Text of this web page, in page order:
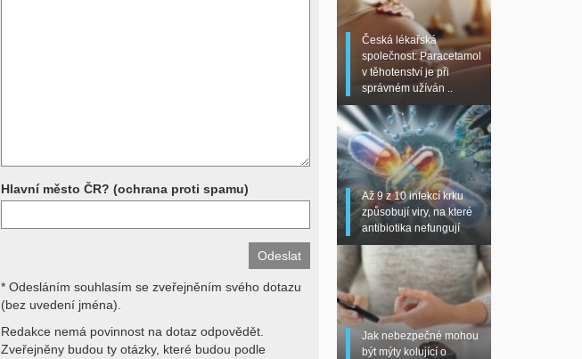
Děkujeme za pochopení
Hlavní město ČR? (ochrana proti spamu)
* Odesláním souhlasím se zveřejněním svého dotazu
(bez uvedení jména).
Redakce nemá povinnost na dotaz odpovědět.
Zveřejněny budou ty otázky, které budou podle
Česká lékařská
společnost: Paracetamol
v těhotenství je při
správném užíván ..
Až 9 z 10 infekcí krku
způsobují viry, na které
antibiotika nefungují
Jak nebezpečné mohou
být mýty kolující o